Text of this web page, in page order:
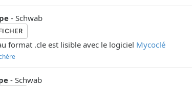
- Schwab
format .cle est lisible avec le logiciel Mycoclé
- Schwab